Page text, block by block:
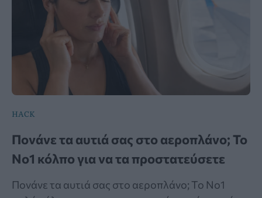
HACK
Πονάνε τα αυτιά σας στο αεροπλάνο; Το
Νο1 κόλπο για να τα προστατεύσετε
Πονάνε τα αυτιά σας στο αεροπλάνο; Το Νο1